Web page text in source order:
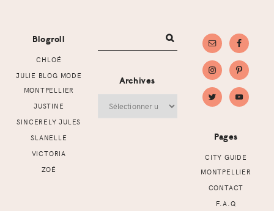
Blogroll
CHLOÉ
JULIE BLOG MODE
MONTPELLIER
JUSTINE
SINCERELY JULES
SLANELLE
VICTORIA
ZOÉ
Archives
Pages
CITY GUIDE
MONTPELLIER
CONTACT
F.A.Q